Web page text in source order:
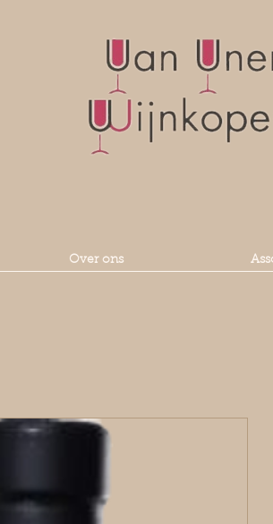
Over ons